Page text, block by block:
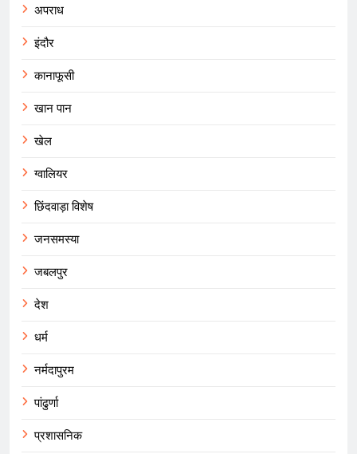
अपराध
इंदौर
कानाफूसी
खान पान
खेल
ग्वालियर
छिंदवाड़ा विशेष
जनसमस्या
जबलपुर
देश
धर्म
नर्मदापुरम
पांढुर्णा
प्रशासनिक